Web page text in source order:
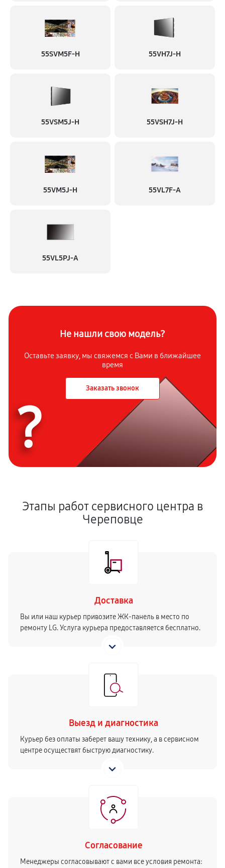
55SVM5F-H 55VH7J-H
55VSM5J-H 55VSH7J-H
55VM5J-H 55VL7F-A
55VL5PJ-A
Не нашли свою модель?
Оставьте заявку, мы свяжемся с Вами в ближайшее
время
Заказать звонок
?
Этапы работ сервисного центра в
Череповце
Доставка
Вы или наш курьер привозите ЖК-панель в место по
ремонту LG. Услуга курьера предоставляется бесплатно.
Выезд и диагностика
Курьер без оплаты заберет вашу технику, а в сервисном
центре осуществят быструю диагностику.
Согласование
Менеджеры согласовывают с вами все условия ремонта: